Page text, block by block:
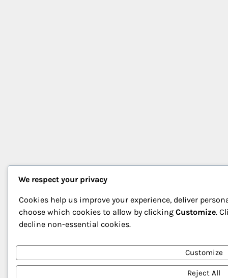
We respect your privacy
Cookies help us improve your experience, deliver
choose which cookies to allow by clicking Customize.
decline non-essential cookies.
Customize
Reject All